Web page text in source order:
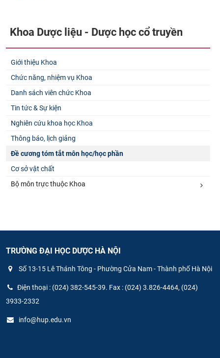
Khoa Dược liệu - Dược học cổ truyền
Giới thiệu Khoa
Chức năng, nhiệm vụ Khoa
Danh sách viên chức Khoa
Tin tức & Sự kiện
Nghiên cứu khoa học Khoa
Thông báo, lịch giảng
Đề cương tóm tắt môn học/học phần
Cơ sở vật chất
Bộ môn trực thuộc Khoa
TRƯỜNG ĐẠI HỌC DƯỢC HÀ NỘI
Số 13-15 Lê Thánh Tông - Phường Cửa Nam - Thành phố Hà Nội
Điện thoại : (024) 382-545-39. Fax : (024) 3.826-4464, (024)
3933-2332
info@hup.edu.vn